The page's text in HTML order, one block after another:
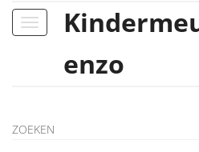
Toggle
enzo
ZOEKEN